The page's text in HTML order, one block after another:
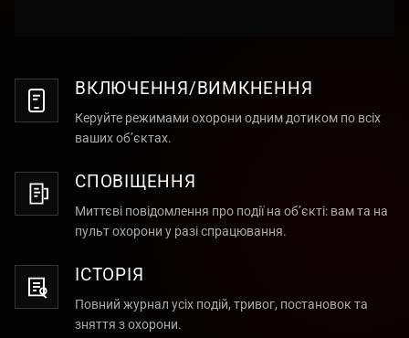
ВКЛЮЧЕННЯ/ВИМКНЕННЯ
Керуйте режимами охорони одним дотиком по всіх
ваших об’єктах.
СПОВІЩЕННЯ
Миттєві повідомлення про події на об’єкті: вам та на
пульт охорони у разі спрацювання.
ІСТОРІЯ
Повний журнал усіх подій, тривог, постановок та
зняття з охорони.